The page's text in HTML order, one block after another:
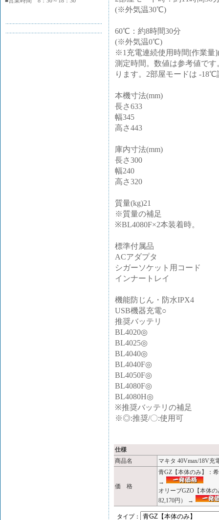
(※外気温30℃)
60℃：約8時間30分
(※外気温0℃)
※1充電連続使用時間[作業量
測定時間。数値は参考値で
ります。2部屋モードは -
本機寸法(mm)
長さ633
幅345
高さ443
庫内寸法(mm)
長さ300
幅240
高さ320
質量(kg)21
※質量の補足
※BL4080F×2本装着時。
標準付属品
ACアダプタ
シガーソケット用コード
インナートレイ
機能防じん・防水IPX4
USB機器充電○
推奨バッテリ
BL4020◎
BL4025◎
BL4040◎
BL4040F◎
BL4050F◎
BL4080F◎
BL4080H◎
※推奨バッテリの補足
※◎:推奨/〇:使用可
仕様
商品名
マキタ 40Vmax/18V充
価 格
青GZ【本体のみ】：
→
オリーブGZO【本体
82,170円） →
タイプ：